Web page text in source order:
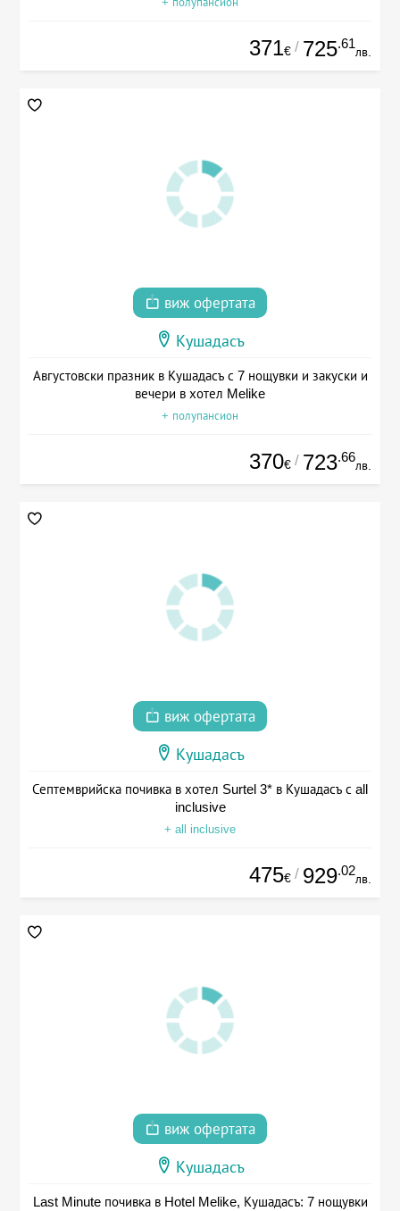
371€ / 725.61
лв.
виж офертата
Кушадасъ
Августовски празник в Кушадасъ с 7 нощувки и закуски и
вечери в хотел Melike
+ полупансион
370€ / 723.66
лв.
виж офертата
Кушадасъ
Септемврийска почивка в хотел Surtel 3* в Кушадасъ с all
inclusive
+ all inclusive
475€ / 929.02
лв.
виж офертата
Кушадасъ
Last Minute почивка в Hotel Melike, Кушадасъ: 7 нощувки